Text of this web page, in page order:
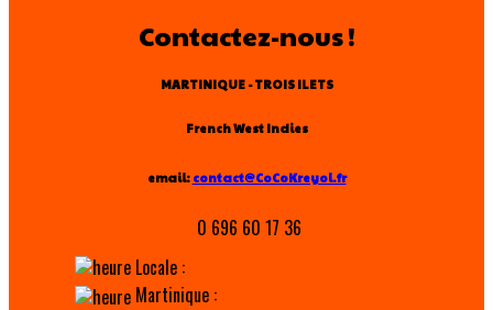
Contactez-nous !
MARTINIQUE - TROIS ILETS
French West Indies
email: contact@CoCoKreyol.fr
0 696 60 17 36
Locale :
Martinique :